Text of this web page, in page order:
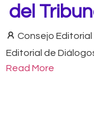
del
Consejo
Editorial de
Read More